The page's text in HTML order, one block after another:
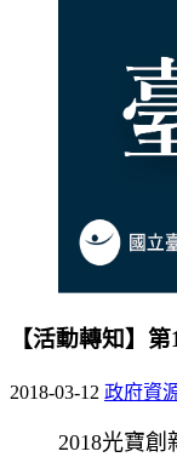
【活動轉知】
2018-03-12 政府資
2018光寶創新